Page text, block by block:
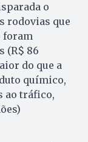
o
rodovias que
foram
(R$ 86
do que a
químico,
ao tráfico,